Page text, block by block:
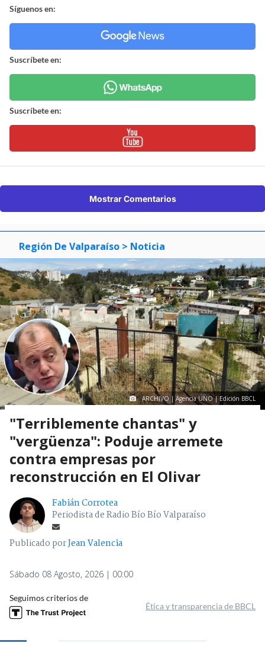
Síguenos en:
Suscríbete en:
Suscríbete en:
Mostrar Comentarios
Región De Valparaíso > Noticia
ARCHIVO | Agencia UNO | Edición BBCL
"Terriblemente chantas" y
"vergüenza": Poduje arremete
contra empresas por
reconstrucción en El Olivar
Fabián Corrotea
Periodista de Radio Bío Bío Valparaíso
Publicado porJean Valencia
Sábado 08 Agosto, 2026 | 00:00
Seguimos criterios de
Ética y transparencia de BBCL